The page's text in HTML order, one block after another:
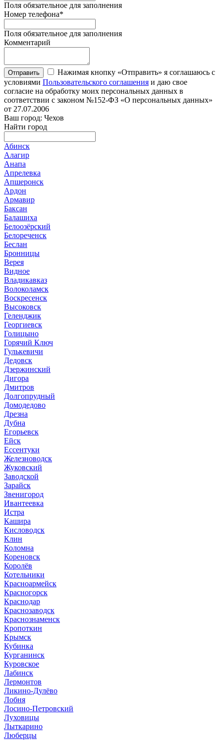
Поля обязательное для заполнения
Номер телефона*
Поля обязательное для заполнения
Комментарий
Отправить
Нажимая кнопку «Отправить» я соглашаюсь с
условиями Пользовательского соглашения и даю свое
согласие на обработку моих персональных данных в
соответствии с законом №152-ФЗ «О персональных данных»
от 27.07.2006
Ваш город: Чехов
Найти город
Абинск
Алагир
Анапа
Апрелевка
Апшеронск
Ардон
Армавир
Баксан
Балашиха
Белоозёрский
Белореченск
Беслан
Бронницы
Верея
Видное
Владикавказ
Волоколамск
Воскресенск
Высоковск
Геленджик
Георгиевск
Голицыно
Горячий Ключ
Гулькевичи
Дедовск
Дзержинский
Дигора
Дмитров
Долгопрудный
Домодедово
Дрезна
Дубна
Егорьевск
Ейск
Ессентуки
Железноводск
Жуковский
Заводской
Зарайск
Звенигород
Ивантеевка
Истра
Кашира
Кисловодск
Клин
Коломна
Кореновск
Королёв
Котельники
Красноармейск
Красногорск
Краснодар
Краснозаводск
Краснознаменск
Кропоткин
Крымск
Кубинка
Курганинск
Куровское
Лабинск
Лермонтов
Ликино-Дулёво
Лобня
Лосино-Петровский
Луховицы
Лыткарино
Люберцы